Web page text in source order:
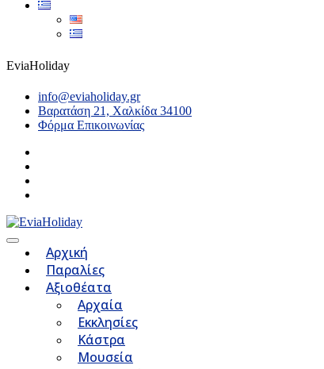
EviaHoliday
info@eviaholiday.gr
Βαρατάση 21, Χαλκίδα 34100
Φόρμα Επικοινωνίας
Αρχική
Παραλίες
Αξιοθέατα
Αρχαία
Εκκλησίες
Κάστρα
Μουσεία